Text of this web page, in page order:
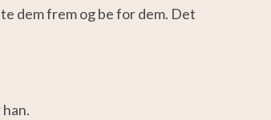
dem frem og be for dem. Det